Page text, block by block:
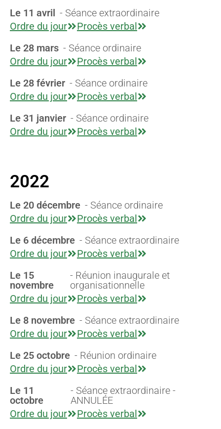
Le 11 avril - Séance extraordinaire
Ordre du jour
Procès verbal
Le 28 mars - Séance ordinaire
Ordre du jour
Procès verbal
Le 28 février - Séance ordinaire
Ordre du jour
Procès verbal
Le 31 janvier - Séance ordinaire
Ordre du jour
Procès verbal
2022
Le 20 décembre - Séance ordinaire
Ordre du jour
Procès verbal
Le 6 décembre - Séance extraordinaire
Ordre du jour
Procès verbal
Le 15
novembre
- Réunion inaugurale et
organisationnelle
Ordre du jour
Procès verbal
Le 8 novembre - Séance extraordinaire
Ordre du jour
Procès verbal
Le 25 octobre - Réunion ordinaire
Ordre du jour
Procès verbal
Le 11
octobre
- Séance extraordinaire -
ANNULÉE
Ordre du jour
Procès verbal